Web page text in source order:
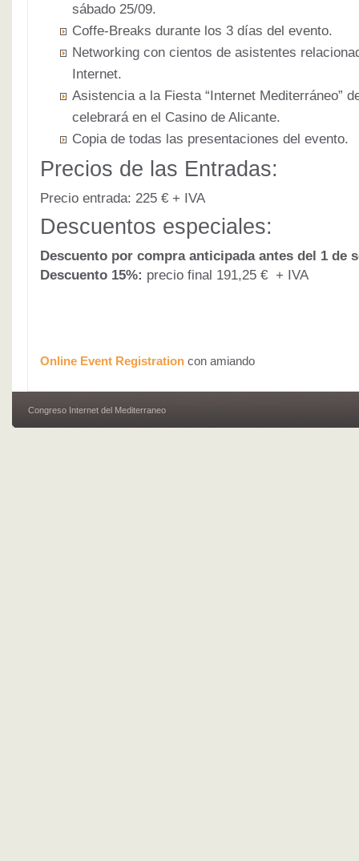
sábado 25/09.
Coffe-Breaks durante los 3 días del evento.
Networking con cientos de asistentes
Internet.
Asistencia a la Fiesta “Internet Mediterráneo”
celebrará en el Casino de Alicante.
Copia de todas las presentaciones del evento.
Precios de las Entradas:
Precio entrada: 225 € + IVA
Descuentos especiales:
Descuento por compra anticipada antes del 1 de
Descuento 15%: precio final 191,25 € + IVA
Online Event Registration con amiando
Congreso Internet del Mediterraneo